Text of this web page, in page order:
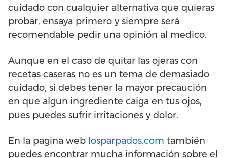
cuidado con cualquier alternativa que quieras
probar, ensaya primero y siempre será
recomendable pedir una opinión al medico.
Aunque en el caso de quitar las ojeras con
recetas caseras no es un tema de demasiado
cuidado, si debes tener la mayor precaución
en que algun ingrediente caiga en tus ojos,
pues puedes sufrir irritaciones y dolor.
En la pagina web losparpados.com también
puedes encontrar mucha información sobre el